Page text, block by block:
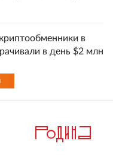
в
в день $2 млн